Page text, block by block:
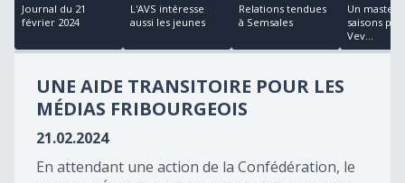
25
minutes,
seconds
Journal du 21
février 2024
L'AVS intéresse
aussi les jeunes
Relations tendues
à Semsales
Un
saisons
Vev...
UNE AIDE TRANSITOIRE POUR LES
MÉDIAS FRIBOURGEOIS
21.02.2024
En attendant une action de la Confédération, le